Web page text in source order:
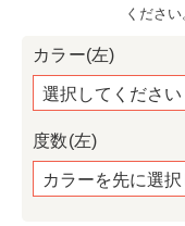
ください
カラー(左)
度数(左)